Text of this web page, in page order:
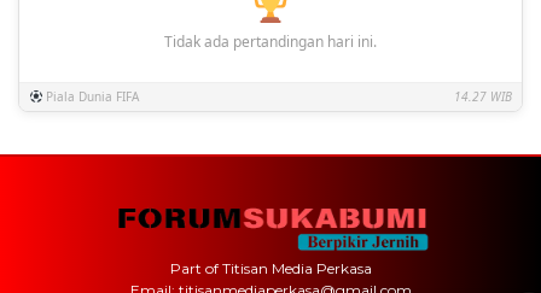
Tidak ada pertandingan hari ini.
Piala Dunia FIFA 14.27 WIB
Part of Titisan Media Perkasa